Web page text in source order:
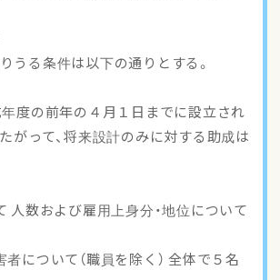
うる条件は以下の通りとする。
度の前年の４月１日までに設立され
がって、将来設計のみに対する助成は
人数および雇用上身分・地位について
者について（職員を除く） 全体で５名